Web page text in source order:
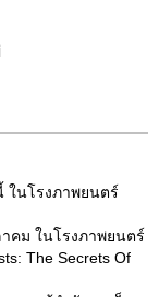
ในโรงภาพยนตร์
คม ในโรงภาพยนตร์
The Secrets Of